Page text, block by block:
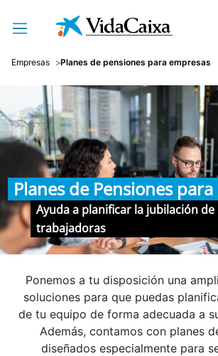
Saltar al contenido
Empresas Planes de pensiones para empresas
Planes de Pensiones
Ayuda a planificar la jubilación
trabajadoras
Ponemos a tu disposición una
soluciones para que puedas
de tu equipo de forma adecuada a
Además, contamos con planes
diseñados especialmente para